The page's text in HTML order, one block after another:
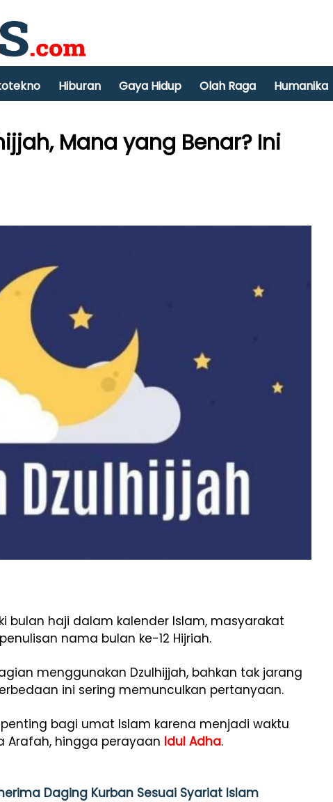
Hiburan Gaya Hidup Olah Raga Humanika
Mana yang Benar? Ini
bulan haji dalam kalender Islam, masyarakat
nama bulan ke-12 Hijriah.
menggunakan Dzulhijjah, bahkan tak jarang
ini sering memunculkan pertanyaan.
bagi umat Islam karena menjadi waktu
Arafah, hingga perayaan Idul Adha.
Daging Kurban Sesuai Syariat Islam